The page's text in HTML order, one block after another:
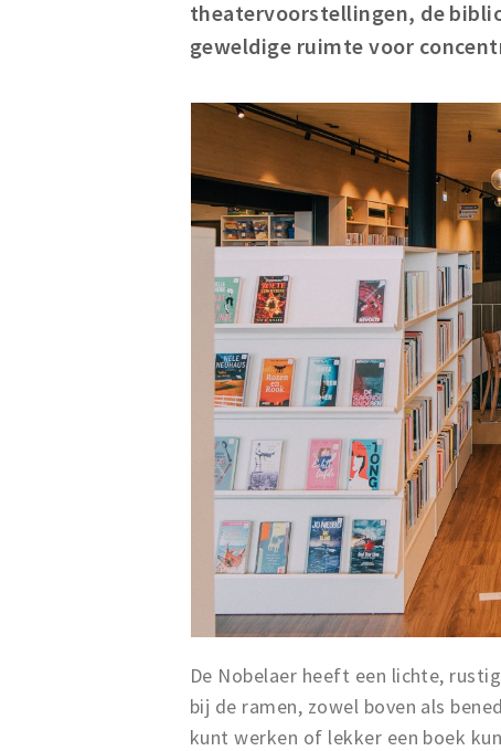
theatervoorstellingen, de
geweldige ruimte voor
De Nobelaer heeft een lichte,
bij de ramen, zowel boven als
kunt werken of lekker een boek